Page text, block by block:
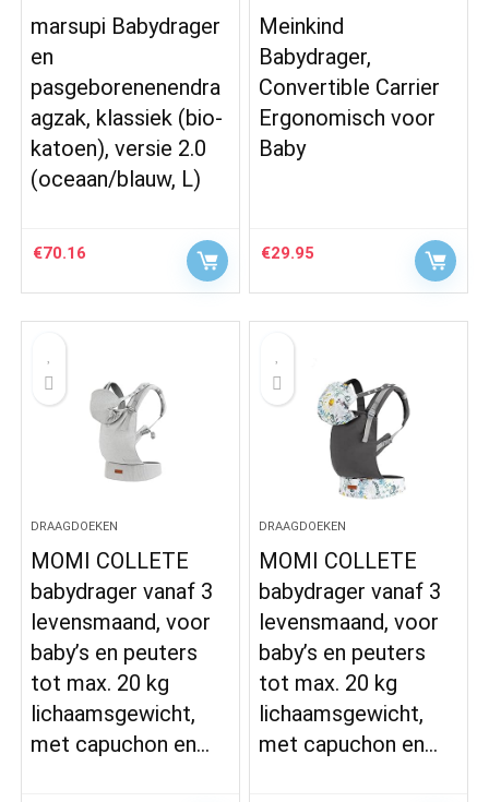
marsupi Babydrager
en
pasgeborenenendra
agzak, klassiek (bio-
katoen), versie 2.0
(oceaan/blauw, L)
€70.16
Meinkind
Babydrager,
Convertible Carrier
Ergonomisch voor
Baby
€29.95
DRAAGDOEKEN
MOMI COLLETE
babydrager vanaf 3
levensmaand, voor
baby’s en peuters
tot max. 20 kg
lichaamsgewicht,
met capuchon en…
DRAAGDOEKEN
MOMI COLLETE
babydrager vanaf 3
levensmaand, voor
baby’s en peuters
tot max. 20 kg
lichaamsgewicht,
met capuchon en…